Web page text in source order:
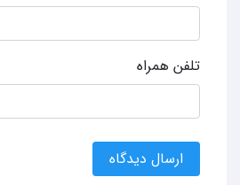
تلفن همراه
ارسال دیدگاه